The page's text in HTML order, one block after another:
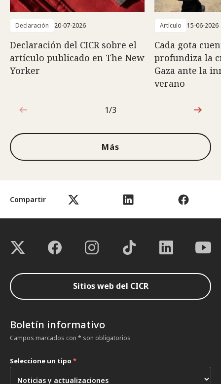
Compartir
Declaración 20-07-2026
Declaración del CICR sobre el
artículo publicado en The New
Yorker
Artículo 15-06-2026
Cada gota
profundiza la
Gaza ante la
verano
1de3
1/3
Más
Sitios web del CICR
Boletín informativo
Campos marcados con * son obligatorios
Seleccione un tipo *